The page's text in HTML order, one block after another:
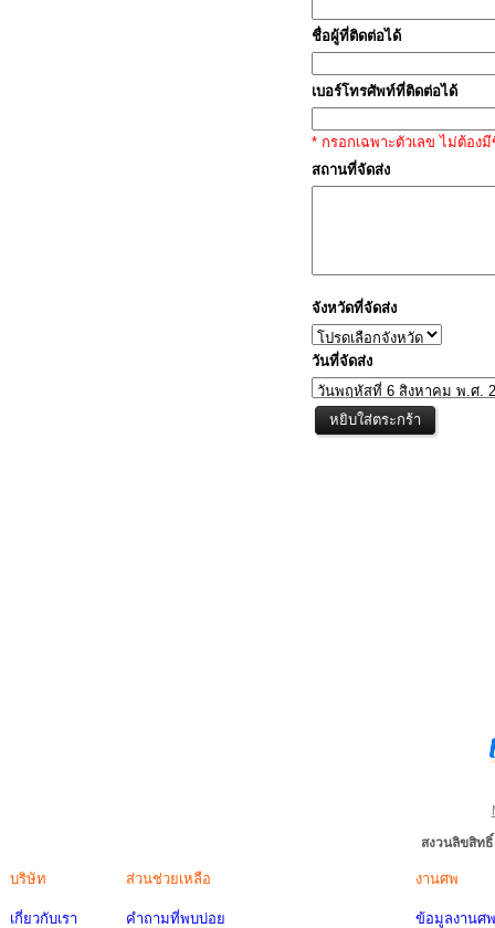
ชื่อผู้ที่ติดต่อได้
เบอร์โทรศัพท์ที่ติดต่อได้
* กรอกเฉพาะตัวเลข ไม่ต้อง
สถานที่จัดส่ง
จังหวัดที่จัดส่ง
วันที่จัดส่ง
สงวนลิขสิท
บริษัท
เกี่ยวกับเรา
ส่วนช่วยเหลือ
คำถามที่พบบ่อย
งานศพ
ข้อมูลงานศพ